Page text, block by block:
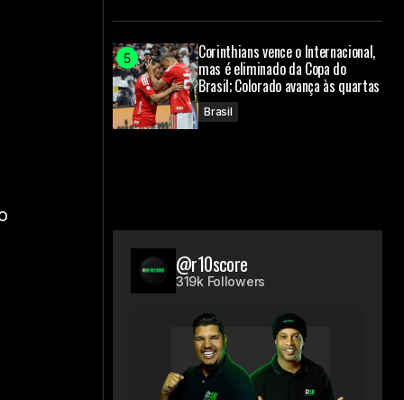
Corinthians vence o Internacional,
mas é eliminado da Copa do
Brasil; Colorado avança às quartas
Brasil
@r10score
319k Followers